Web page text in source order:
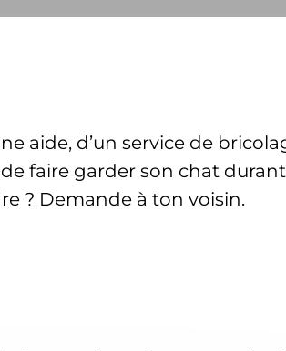
aide, d’un service de
faire garder son chat
? Demande à ton voisin.